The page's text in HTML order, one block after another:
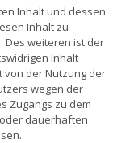
Inhalt und dessen
Inhalt zu
Des weiteren ist der
Inhalt
der Nutzung der
wegen der
Zugangs zu dem
dauerhaften